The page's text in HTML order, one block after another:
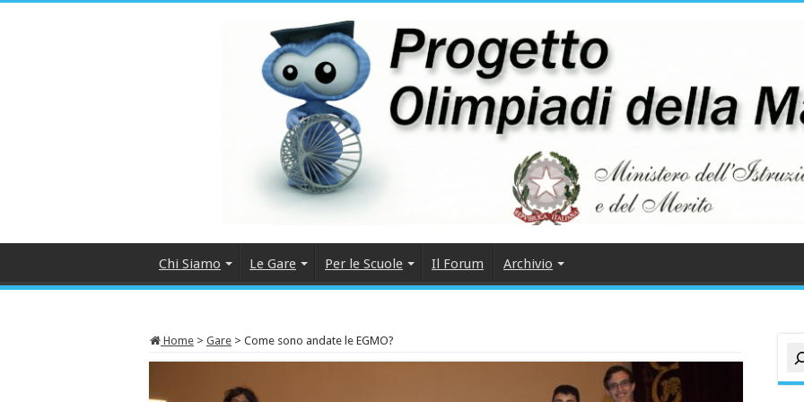
Chi Siamo Le Gare Per le Scuole Il Forum Archivio
Home > Gare > Come sono andate le EGMO?